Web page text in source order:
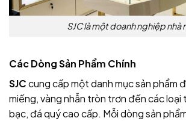
SJC là một doanh nghiệp nhà
Các Dòng Sản Phẩm Chính
SJCcung cấp một danh mục sản phẩm
miếng, vàng nhẫn tròn trơn đến các loại
bạc, đá quý cao cấp. Mỗi dòng sản